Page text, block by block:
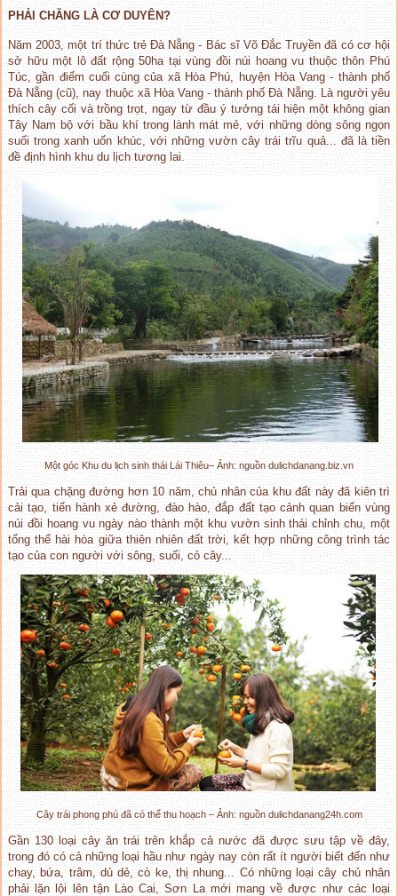
PHẢI CHĂNG LÀ CƠ DUYÊN?
Năm 2003, một trí thức trẻ Đà Nẵng - Bác sĩ Võ Đắc Truyền đã có cơ hội
sở hữu một lô đất rộng 50ha tại vùng đồi núi hoang vu thuộc thôn Phú
Túc, gần điểm cuối cùng của xã Hòa Phú, huyện Hòa Vang - thành phố
Đà Nẵng (cũ), nay thuộc xã Hòa Vang - thành phố Đà Nẵng. Là người yêu
thích cây cối và trồng trọt, ngay từ đầu ý tưởng tái hiện một không gian
Tây Nam bộ với bầu khí trong lành mát mẻ, với những dòng sông ngọn
suối trong xanh uốn khúc, với những vườn cây trái trĩu quả... đã là tiền
đề định hình khu du lịch tương lai.
Một góc Khu du lịch sinh thái Lái Thiêu– Ảnh: nguồn dulichdanang.biz.vn
Trải qua chặng đường hơn 10 năm, chủ nhân của khu đất này đã kiên trì
cải tạo, tiến hành xẻ đường, đào hào, đắp đất tạo cảnh quan biến vùng
núi đồi hoang vu ngày nào thành một khu vườn sinh thái chỉnh chu, một
tổng thể hài hòa giữa thiên nhiên đất trời, kết hợp những công trình tác
tạo của con người với sông, suối, cỏ cây...
Cây trái phong phú đã có thể thu hoạch – Ảnh: nguồn dulichdanang24h.com
Gần 130 loại cây ăn trái trên khắp cả nước đã được sưu tập về đây,
trong đó có cả những loại hầu như ngày nay còn rất ít người biết đến như
chay, bứa, trâm, dủ dẻ, cò ke, thị nhung... Có những loại cây chủ nhân
phải lặn lội lên tận Lào Cai, Sơn La mới mang về được như các loại